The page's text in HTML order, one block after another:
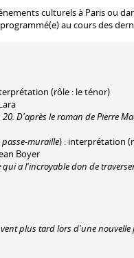
culturels à Paris ou
au cours des
(rôle : le ténor)
D'après le roman de Pierre
muraille) : interprétation
Boyer
a l'incroyable don de
plus tard lors d'une nouvelle